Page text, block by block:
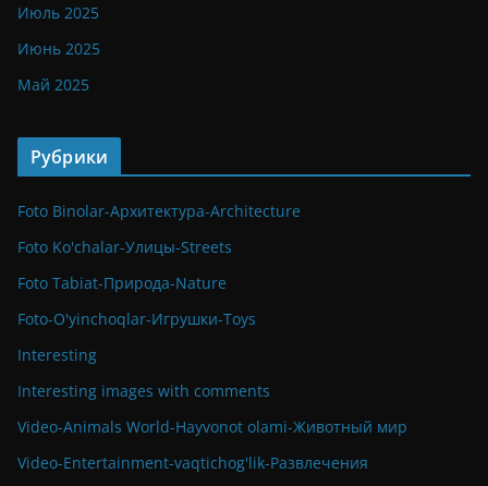
Июль 2025
Июнь 2025
Май 2025
Рубрики
Foto Binolar-Архитектура-Architecture
Foto Ko'chalar-Улицы-Streets
Foto Tabiat-Природа-Nature
Foto-O'yinchoqlar-Игрушки-Toys
Interesting
Interesting images with comments
Video-Animals World-Hayvonot olami-Животный мир
Video-Entertainment-vaqtichog'lik-Развлечения